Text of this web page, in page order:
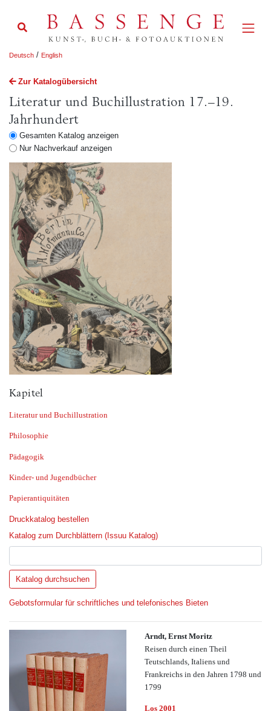
Deutsch / English
Zur Katalogübersicht
Literatur und Buchillustration 17.–19.
Jahrhundert
Gesamten Katalog anzeigen
Nur Nachverkauf anzeigen
Kapitel
Literatur und Buchillustration
Philosophie
Pädagogik
Kinder- und Jugendbücher
Papierantiquitäten
Druckkatalog bestellen
Katalog zum Durchblättern (Issuu Katalog)
Gebotsformular für schriftliches und telefonisches Bieten
Arndt, Ernst Moritz
Reisen durch einen Theil
Teutschlands, Italiens und
Frankreichs in den Jahren 1798 und
1799
Los 2001